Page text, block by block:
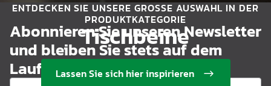
ENTDECKEN SIE UNSERE GROSSE AUSWAHL IN DER P
RODUKTKATEGORIE
Tischbeine
Lassen Sie sich hier inspirieren
Abonnieren Sie unseren Newsletter
und bleiben Sie stets auf dem
Laufenden